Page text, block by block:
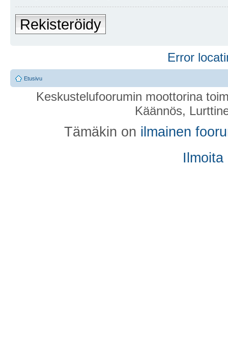
Rekisteröidy
Error
Etusivu
Keskustelufoorumin moottorina
Käännös,
Tämäkin on ilmainen